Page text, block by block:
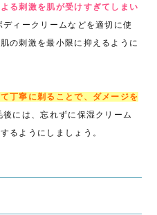
る刺激を肌が受けすぎてしまい
ィークリームなどを適切に使
の刺激を最小限に抑えるように
丁寧に剃ることで、ダメージを
後には、忘れずに保湿クリーム
るようにしましょう。